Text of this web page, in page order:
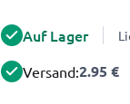
Auf Lager
Versand:2.95 €